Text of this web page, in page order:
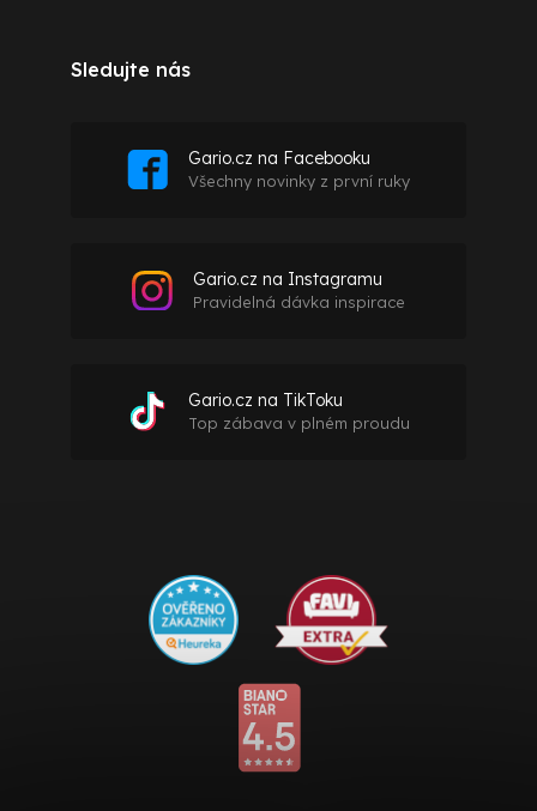
Sledujte nás
Gario.cz na Facebooku
Všechny novinky z první ruky
Gario.cz na Instagramu
Pravidelná dávka inspirace
Gario.cz na TikToku
Top zábava v plném proudu